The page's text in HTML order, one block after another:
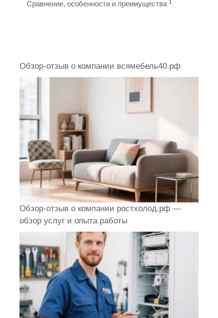
Сравнение, особенности и преимущества 1
Обзор-отзыв о компании всямебель40.рф
Обзор-отзыв о компании ростхолод.рф —
обзор услуг и опыта работы